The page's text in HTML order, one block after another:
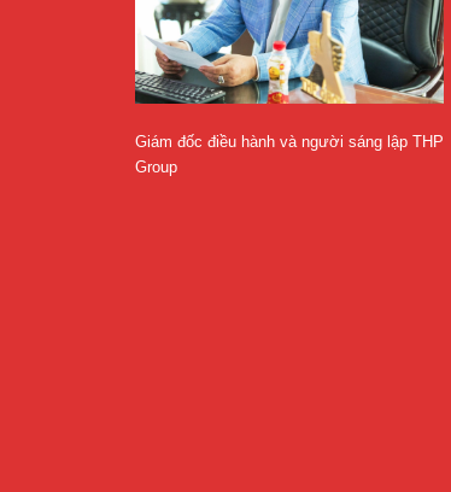
Giám đốc điều hành và người sáng lập THP
Group